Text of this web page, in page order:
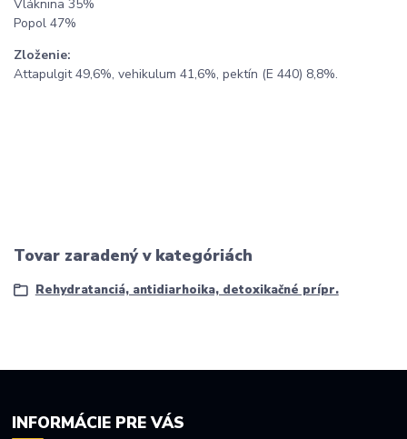
Vláknina 35%
Popol 47%
Zloženie:
Attapulgit 49,6%, vehikulum 41,6%, pektín (E 440) 8,8%.
Tovar zaradený v kategóriách
Rehydratanciá, antidiarhoika, detoxikačné prípr.
INFORMÁCIE PRE VÁS